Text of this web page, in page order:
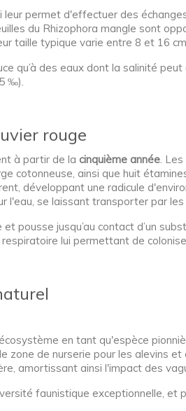
permet d'effectuer des
du Rhizophora mangle sont
taille typique varie entre 8 et 16
qu’à des eaux dont la salinité
‰).
rouge
à partir de la cinquième année .
cotonneuse, ainsi que huit
développant une radicule
l'eau, se laissant transporter par les
pousse jusqu’au contact d’un
lui permettant de
en tant qu'espèce
zone de nurserie pour les alevins
amortissant ainsi l'impact des
faunistique exceptionnelle, et